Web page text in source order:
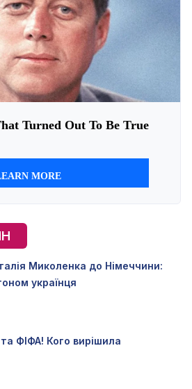
Миколенка до Німеччини:
українця
ФІФА! Кого вирішила